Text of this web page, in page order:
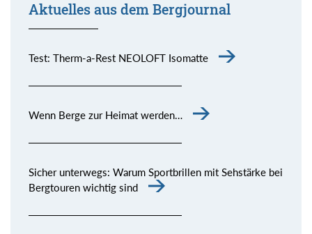
Aktuelles aus dem Bergjournal
Test: Therm-a-Rest NEOLOFT Isomatte
Wenn Berge zur Heimat werden…
Sicher unterwegs: Warum Sportbrillen mit Sehstärke bei
Bergtouren wichtig sind